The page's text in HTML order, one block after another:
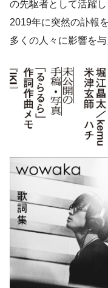
の先駆者として活躍し
2019年に突然の訃報
多くの人々に影響を与